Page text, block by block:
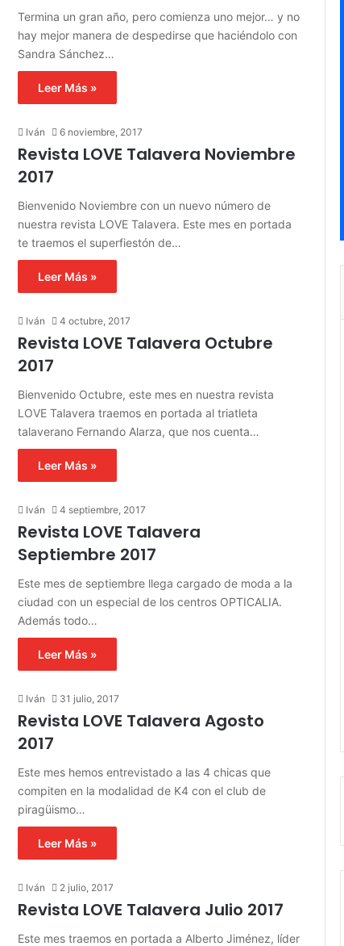
Termina un gran año, pero comienza uno mejor… y no
hay mejor manera de despedirse que haciéndolo con
Sandra Sánchez…
Leer Más »
Iván 6 noviembre, 2017
Revista LOVE Talavera Noviembre
2017
Bienvenido Noviembre con un nuevo número de
nuestra revista LOVE Talavera. Este mes en portada
te traemos el superfiestón de…
Leer Más »
Iván 4 octubre, 2017
Revista LOVE Talavera Octubre
2017
Bienvenido Octubre, este mes en nuestra revista
LOVE Talavera traemos en portada al triatleta
talaverano Fernando Alarza, que nos cuenta…
Leer Más »
Iván 4 septiembre, 2017
Revista LOVE Talavera
Septiembre 2017
Este mes de septiembre llega cargado de moda a la
ciudad con un especial de los centros OPTICALIA.
Además todo…
Leer Más »
Iván 31 julio, 2017
Revista LOVE Talavera Agosto
2017
Este mes hemos entrevistado a las 4 chicas que
compiten en la modalidad de K4 con el club de
piragüismo…
Leer Más »
Iván 2 julio, 2017
Revista LOVE Talavera Julio 2017
Este mes traemos en portada a Alberto Jiménez, líder